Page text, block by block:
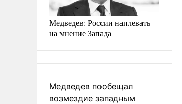
Медведев: России наплевать
на мнение Запада
Медведев пообещал
возмездие западным